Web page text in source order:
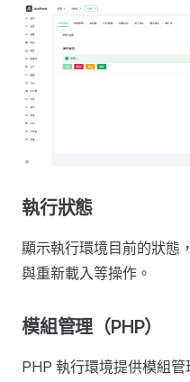
執行狀態
顯示執行環境目前的狀態
與重新載入等操作。
模組管理（PHP）
PHP 執行環境提供模組